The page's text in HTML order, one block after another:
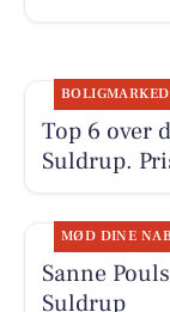
BOLIGMARKED
Top 6 over
Suldrup.
MØD DINE
Sanne
Suldrup